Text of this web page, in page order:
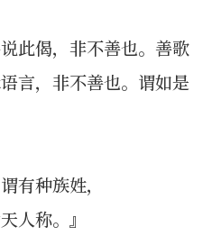
此偈，非不善也。善歌
言，非不善也。谓如是
种族姓，
称。』